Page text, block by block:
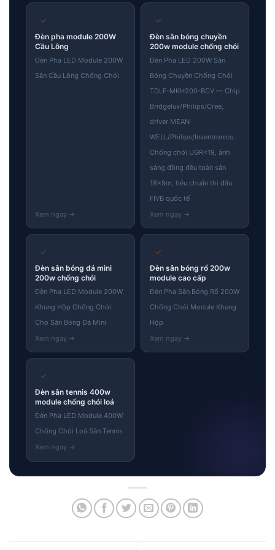
✓
Đèn pha module 200W
Cầu Lông
Đèn Pha LED Module 200W
Sân Cầu Lông Chống Chói
✓
Đèn sân bóng chuyền
200w module chống chói
Đèn Pha LED 200W Sân
Bóng Chuyền Chống Chói
TDLF-MKH200-BCV — Chip
Bridgelux/Philips/Cree,
driver MEAN
WELL/Philips/Inventronics.
Chống chói UGR<19, ánh
sáng đồng đều toàn sân
18×9m, tiêu chuẩn thi đấu
FIVB quốc tế
✓
Đèn sân bóng đá mini
200w chống chói
Đèn Pha LED Module 200W
Khung Hộp Chống Chói
Cho Sân Bóng Đá Mini
✓
Đèn sân bóng rổ 200w
module cao cấp
Đèn Pha Sân Bóng Rổ 200W
Chống Chói Module Khung
Hộp
✓
Đèn sân tennis 400w
module chống chói loá
Đèn Pha LED Module 400W
Chống Chói Loá Sân Tennis